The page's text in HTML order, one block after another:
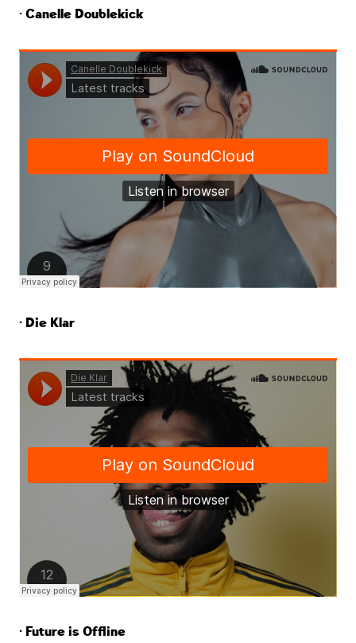
· Canelle Doublekick
· Die Klar
· Future is Offline